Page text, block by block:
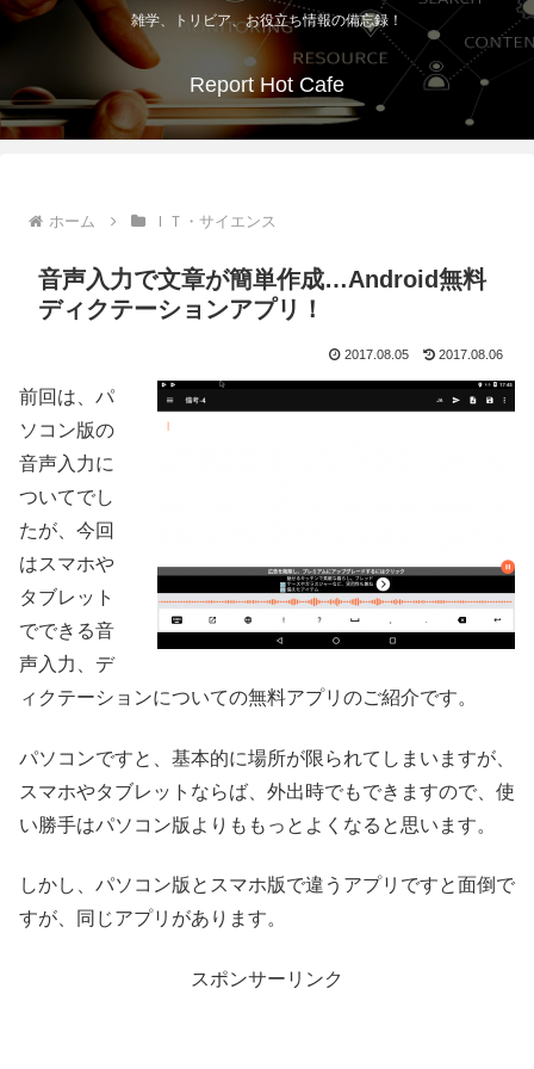
雑学、トリビア、お役立ち情報の備忘録！
Report Hot Cafe
ホーム ＩＴ・サイエンス
音声入力で文章が簡単作成…Android無料
ディクテーションアプリ！
2017.08.05 2017.08.06
前回は、パ
ソコン版の
音声入力に
ついてでし
たが、今回
はスマホや
タブレット
でできる音
声入力、デ
ィクテーションについての無料アプリのご紹介です。
パソコンですと、基本的に場所が限られてしまいますが、
スマホやタブレットならば、外出時でもできますので、使
い勝手はパソコン版よりももっとよくなると思います。
しかし、パソコン版とスマホ版で違うアプリですと面倒で
すが、同じアプリがあります。
スポンサーリンク